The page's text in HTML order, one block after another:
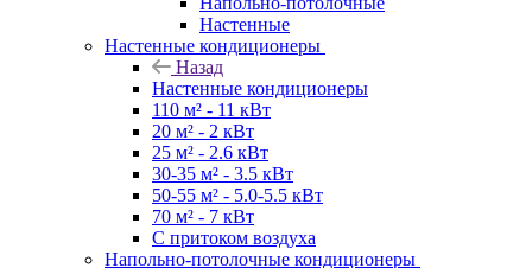
Настенные
Настенные кондиционеры
Назад
Настенные кондиционеры
110 м² - 11 кВт
20 м² - 2 кВт
25 м² - 2.6 кВт
30-35 м² - 3.5 кВт
50-55 м² - 5.0-5.5 кВт
70 м² - 7 кВт
С притоком воздуха
Напольно-потолочные кондиционеры